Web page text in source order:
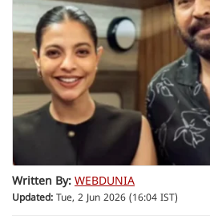
Written By: WEBDUNIA
Updated: Tue, 2 Jun 2026 (16:04 IST)